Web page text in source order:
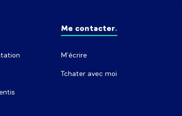
Me contacter
M'écrire
Tchater avec moi